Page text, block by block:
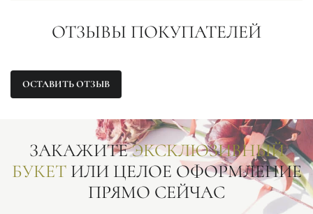
ОТЗЫВЫ ПОКУПАТЕЛЕЙ
ОСТАВИТЬ ОТЗЫВ
ЗАКАЖИТЕЭКСКЛЮЗИВНЫЙ
БУКЕТИЛИ ЦЕЛОЕ ОФОРМЛЕНИЕ
ПРЯМО СЕЙЧАС